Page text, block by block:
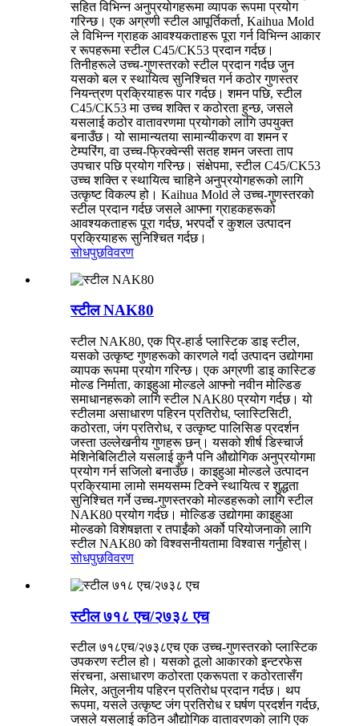
सहित विभिन्न अनुप्रयोगहरूमा व्यापक रूपमा प्रयोग
गरिन्छ। एक अग्रणी स्टील आपूर्तिकर्ता, Kaihua Mold
ले विभिन्न ग्राहक आवश्यकताहरू पूरा गर्न विभिन्न आकार
र रूपहरूमा स्टील C45/CK53 प्रदान गर्दछ।
तिनीहरूले उच्च-गुणस्तरको स्टील प्रदान गर्दछ जुन
यसको बल र स्थायित्व सुनिश्चित गर्न कठोर गुणस्तर
नियन्त्रण प्रक्रियाहरू पार गर्दछ। शमन पछि, स्टील
C45/CK53 मा उच्च शक्ति र कठोरता हुन्छ, जसले
यसलाई कठोर वातावरणमा प्रयोगको लागि उपयुक्त
बनाउँछ। यो सामान्यतया सामान्यीकरण वा शमन र
टेम्परिंग, वा उच्च-फ्रिक्वेन्सी सतह शमन जस्ता ताप
उपचार पछि प्रयोग गरिन्छ। संक्षेपमा, स्टील C45/CK53
उच्च शक्ति र स्थायित्व चाहिने अनुप्रयोगहरूको लागि
उत्कृष्ट विकल्प हो। Kaihua Mold ले उच्च-गुणस्तरको
स्टील प्रदान गर्दछ जसले आफ्ना ग्राहकहरूको
आवश्यकताहरू पूरा गर्दछ, भरपर्दो र कुशल उत्पादन
प्रक्रियाहरू सुनिश्चित गर्दछ।
सोधपुछविवरण
स्टील NAK80
स्टील NAK80, एक प्रि-हार्ड प्लास्टिक डाइ स्टील,
यसको उत्कृष्ट गुणहरूको कारणले गर्दा उत्पादन उद्योगमा
व्यापक रूपमा प्रयोग गरिन्छ। एक अग्रणी डाइ कास्टिङ
मोल्ड निर्माता, काइहुआ मोल्डले आफ्नो नवीन मोल्डिङ
समाधानहरूको लागि स्टील NAK80 प्रयोग गर्दछ। यो
स्टीलमा असाधारण पहिरन प्रतिरोध, प्लास्टिसिटी,
कठोरता, जंग प्रतिरोध, र उत्कृष्ट पालिसिङ प्रदर्शन
जस्ता उल्लेखनीय गुणहरू छन्। यसको शीर्ष डिस्चार्ज
मेशिनेबिलिटीले यसलाई कुनै पनि औद्योगिक अनुप्रयोगमा
प्रयोग गर्न सजिलो बनाउँछ। काइहुआ मोल्डले उत्पादन
प्रक्रियामा लामो समयसम्म टिक्ने स्थायित्व र शुद्धता
सुनिश्चित गर्ने उच्च-गुणस्तरको मोल्डहरूको लागि स्टील
NAK80 प्रयोग गर्दछ। मोल्डिङ उद्योगमा काइहुआ
मोल्डको विशेषज्ञता र तपाईंको अर्को परियोजनाको लागि
स्टील NAK80 को विश्वसनीयतामा विश्वास गर्नुहोस्।
सोधपुछविवरण
स्टील ७१८ एच/२७३८ एच
स्टील ७१८एच/२७३८एच एक उच्च-गुणस्तरको प्लास्टिक
उपकरण स्टील हो। यसको ठूलो आकारको इन्टरफेस
संरचना, असाधारण कठोरता एकरूपता र कठोरतासँग
मिलेर, अतुलनीय पहिरन प्रतिरोध प्रदान गर्दछ। थप
रूपमा, यसले उत्कृष्ट जंग प्रतिरोध र घर्षण प्रदर्शन गर्दछ,
जसले यसलाई कठिन औद्योगिक वातावरणको लागि एक